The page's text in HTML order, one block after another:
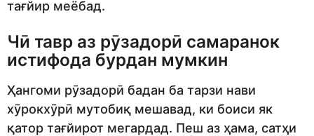
тағйир меёбад.
Чӣ тавр аз рӯзадорӣ самаранок
истифода бурдан мумкин
Ҳангоми рӯзадорӣ бадан ба тарзи нави
хӯрокхӯрӣ мутобиқ мешавад, ки боиси як
қатор тағйирот мегардад. Пеш аз ҳама, сатҳи